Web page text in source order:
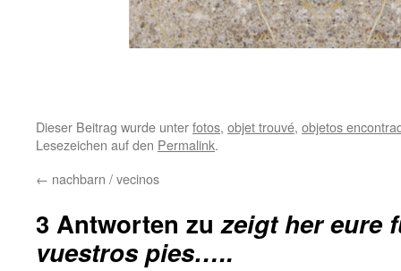
Dieser Beitrag wurde unterfotos, objet trouvé, objetos
Lesezeichen auf den Permalink.
← nachbarn / vecinos
3 Antworten zuzeigt her eure
vuestros pies…..